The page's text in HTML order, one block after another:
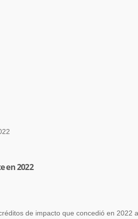
en 2022
de impacto que concedió en